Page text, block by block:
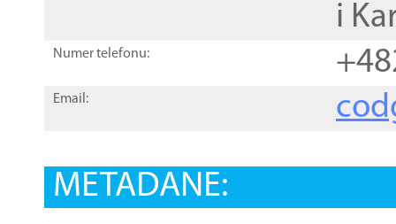
i
Numer telefonu:
Email:
METADANE: